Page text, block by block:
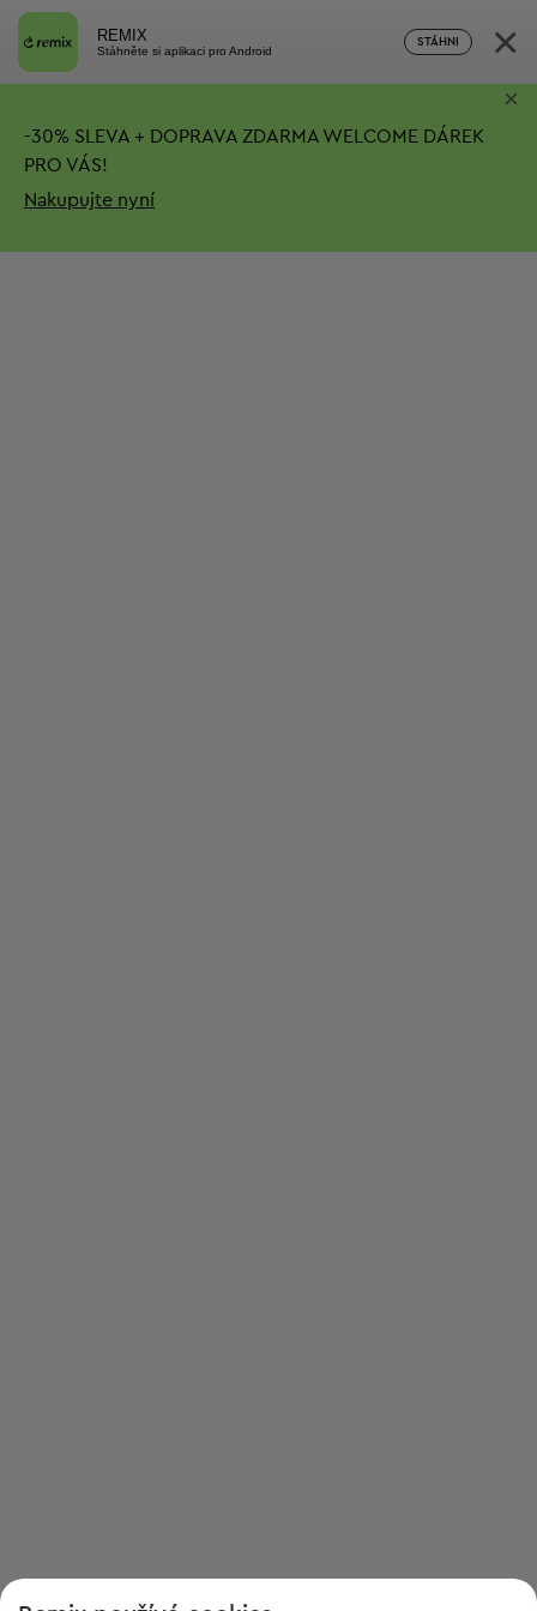
REMIX
Stáhněte si aplikaci pro Android
STÁHNI ×
-30% SLEVA + DOPRAVA ZDARMA WELCOME DÁREK
PRO VÁS!
Nakupujte nyní
×